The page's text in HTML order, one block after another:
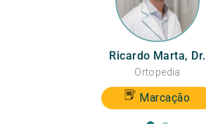
Ricardo Marta, Dr.
Ortopedia
Marcação